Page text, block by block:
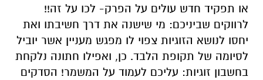
או תפקיד חדש עולים על הפרק- לכו על זה!!
לרווקים שביניכם: מי שישנה את דרך חשיבתו ואת
יחסו לנושא הזוגיות צפוי לו מפגש מעניין אשר יוביל
לסיומה של תקופת הלבד. כן, ואפילו חתונה נלקחת
בחשבון זוגיות: עליכם לעמוד על המשמר! הסדקים